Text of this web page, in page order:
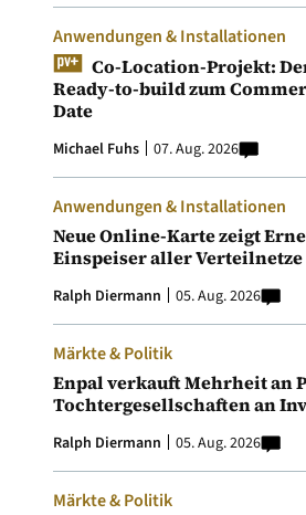
Anwendungen & Installationen
Co-Location-Projekt:
Ready-to-build zum
Date
Michael Fuhs 07. Aug. 2026
Anwendungen & Installationen
Neue Online-Karte zeigt
Einspeiser aller Verteilnetze
Ralph Diermann 05. Aug. 2026
Märkte & Politik
Enpal verkauft Mehrheit an
Tochtergesellschaften an
Ralph Diermann 05. Aug. 2026
Märkte & Politik